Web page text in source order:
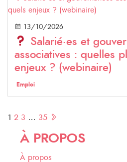
13/10/2026
Salarié·es et
associatives : quelles
enjeux ? (webinaire)
Emploi
Pagination
des
1 2 3 … 35
À PROPOS
À propos